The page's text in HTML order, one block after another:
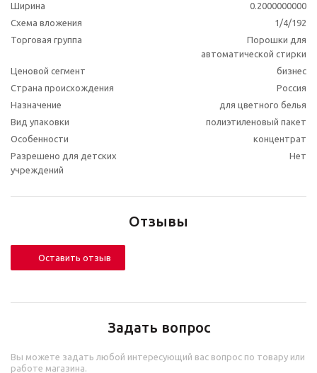
Ширина
0.2000000000
Схема вложения
1/4/192
Торговая группа
Порошки для
автоматической стирки
Ценовой сегмент
бизнес
Страна происхождения
Россия
Назначение
для цветного белья
Вид упаковки
полиэтиленовый пакет
Особенности
концентрат
Разрешено для детских
учреждений
Нет
Отзывы
Оставить отзыв
Задать вопрос
Вы можете задать любой интересующий вас вопрос по товару или
работе магазина.